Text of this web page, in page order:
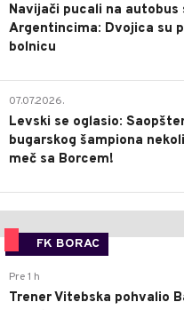
Navijači pucali na autobus
Argentincima: Dvojica su
bolnicu
07.07.2026.
Levski se oglasio:
bugarskog šampiona
meč sa Borcem!
FK BORAC
Pre 1 h
Trener Vitebska pohvalio